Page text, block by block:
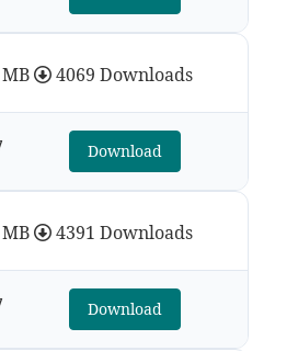
4391 Downloads
Download
4069 Downloads
Download